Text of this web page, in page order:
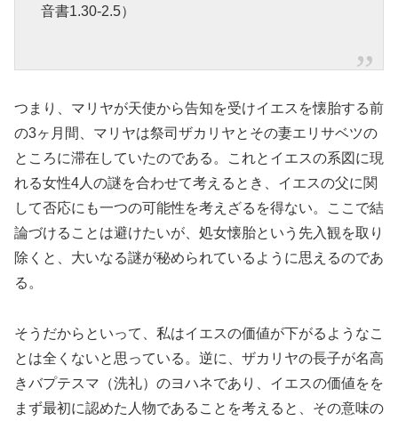
音書1.30-2.5）
つまり、マリヤが天使から告知を受けイエスを懐胎する前
の3ヶ月間、マリヤは祭司ザカリヤとその妻エリサベツの
ところに滞在していたのである。これとイエスの系図に現
れる女性4人の謎を合わせて考えるとき、イエスの父に関
して否応にも一つの可能性を考えざるを得ない。ここで結
論づけることは避けたいが、処女懐胎という先入観を取り
除くと、大いなる謎が秘められているように思えるのであ
る。
そうだからといって、私はイエスの価値が下がるようなこ
とは全くないと思っている。逆に、ザカリヤの長子が名高
きバプテスマ（洗礼）のヨハネであり、イエスの価値をを
まず最初に認めた人物であることを考えると、その意味の